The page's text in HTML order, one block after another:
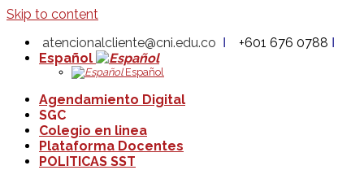
Skip to content
atencionalcliente@cni.edu.co Ι +601 676 0788 Ι
Español
Español
Agendamiento Digital
SGC
Colegio en linea
Plataforma Docentes
POLITICAS SST